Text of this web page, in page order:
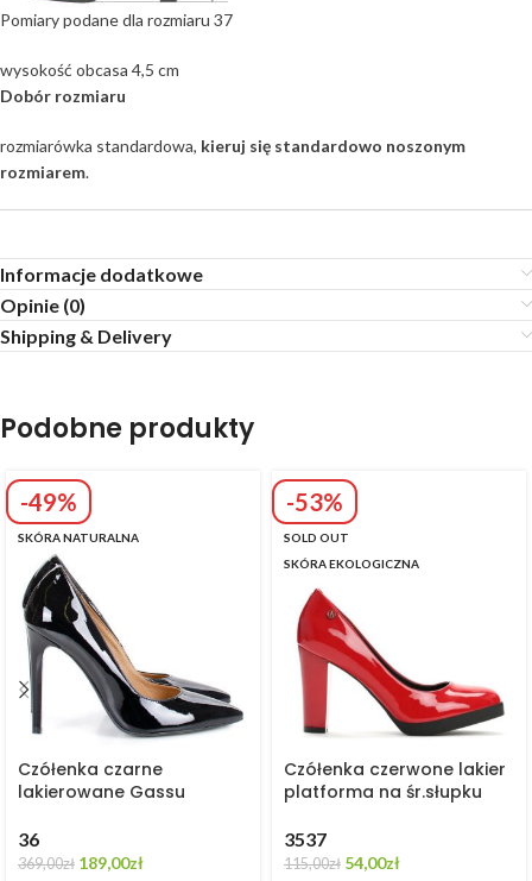
Pomiary podane dla rozmiaru 37
wysokość obcasa 4,5 cm
Dobór rozmiaru
rozmiarówka standardowa, kieruj się standardowo noszonym
rozmiarem.
Informacje dodatkowe
Opinie (0)
Shipping & Delivery
Podobne produkty
-49%
SKÓRA NATURALNA
Czółenka czarne
lakierowane Gassu
36
369,00zł 189,00zł
-53%
SOLD OUT
SKÓRA EKOLOGICZNA
Czółenka czerwone lakier
platforma na śr.słupku
3537
115,00zł 54,00zł